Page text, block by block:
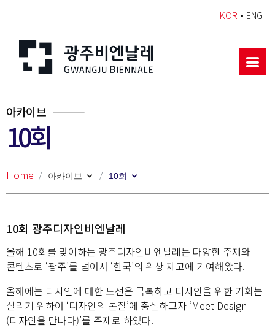
KOR • ENG
아카이브
10회
Home 아카이브 10회
10회 광주디자인비엔날레
올해 10회를 맞이하는 광주디자인비엔날레는 다양한 주제와
콘텐츠로 ‘광주’를 넘어서 ‘한국’의 위상 제고에 기여해왔다.
올해에는 디자인에 대한 도전은 극복하고 디자인을 위한 기회는
살리기 위하여 ‘디자인의 본질’에 충실하고자 ‘Meet Design
(디자인을 만나다)’를 주제로 하였다.